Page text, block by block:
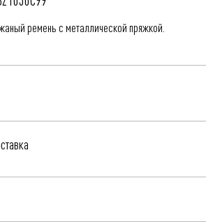
ремень с металлической пряжкой.
при оплате онлайн - картой, «Долями» или